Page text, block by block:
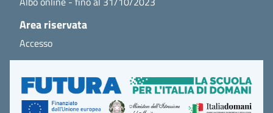
Area riservata
Accesso